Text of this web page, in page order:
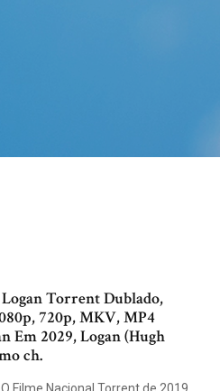
Torrent Dublado,
720p, MKV, MP4
Em 2029, Logan (Hugh
ch.